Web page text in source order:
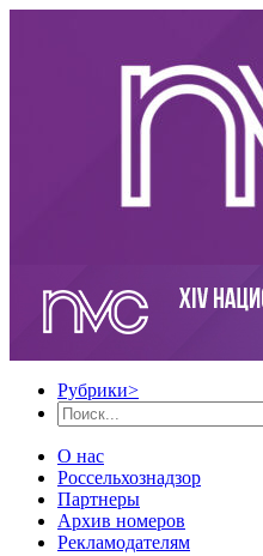
Рубрики>
О нас
Россельхознадзор
Партнеры
Архив номеров
Рекламодателям